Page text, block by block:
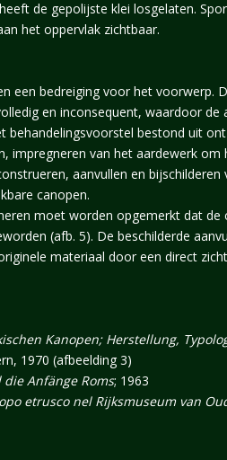
de gepolijste klei losgelaten.
het oppervlak zichtbaar.
een bedreiging voor het voorwerp.
en inconsequent, waardoor de
behandelingsvoorstel bestond uit
impregneren van het aardewerk om
aanvullen en bijschilderen
canopen.
moet worden opgemerkt dat de
(afb. 5). De beschilderde
materiaal door een direct
Kanopen; Herstellung,
1970 (afbeelding 3)
Anfänge Roms; 1963
etrusco nel Rijksmuseum van